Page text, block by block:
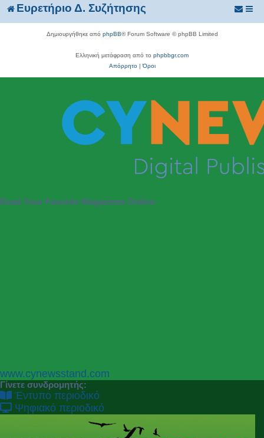
Ευρετήριο Δ. Συζήτησης
Δημιουργήθηκε από phpBB® Forum Software © phpBB Limited
Ελληνική μετάφραση από το phpbbgr.com
Απόρρητο|Όροι
Read Your Favorite Magazines Online
P
r
e
v
N
e
x
t
www.cynewsstand.com
Γίνετε συνδρομητής:
Έντυπο περιοδικό
Ψηφιακό περιοδικό